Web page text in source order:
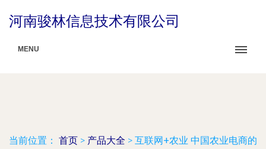
河南骏林信息技术有限公司
MENU
当前位置： 首页 > 产品大全 > 互联网+农业 中国农业电商的